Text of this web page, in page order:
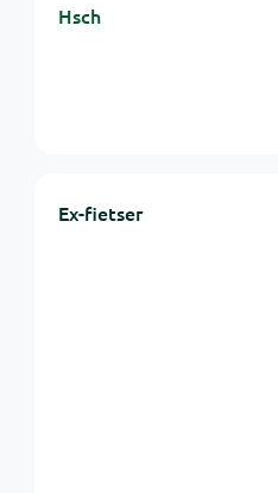
Hsch
Ex-fietser